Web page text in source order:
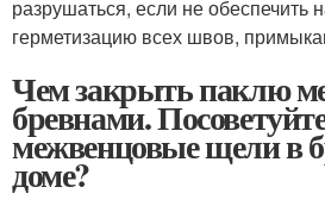
разрушаться, если не обеспечить
герметизацию всех швов,
Чем закрыть паклю
бревнами.
межвенцовые щели в
доме?